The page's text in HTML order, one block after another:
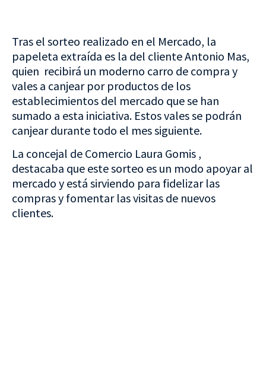
Tras el sorteo realizado en el Mercado, la
papeleta extraída es la del cliente Antonio Mas,
quien recibirá un moderno carro de compra y
vales a canjear por productos de los
establecimientos del mercado que se han
sumado a esta iniciativa. Estos vales se podrán
canjear durante todo el mes siguiente.
La concejal de Comercio Laura Gomis ,
destacaba que este sorteo es un modo apoyar al
mercado y está sirviendo para fidelizar las
compras y fomentar las visitas de nuevos
clientes.